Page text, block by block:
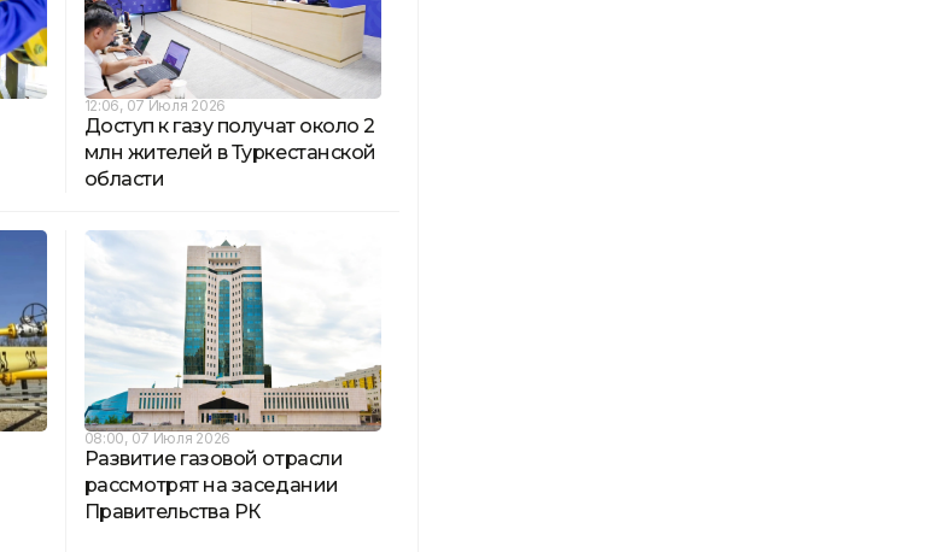
12:06, 07 Июля 2026
Доступ к газу получат около 2
млн жителей в Туркестанской
области
08:00, 07 Июля 2026
Развитие газовой отрасли
рассмотрят на заседании
Правительства РК